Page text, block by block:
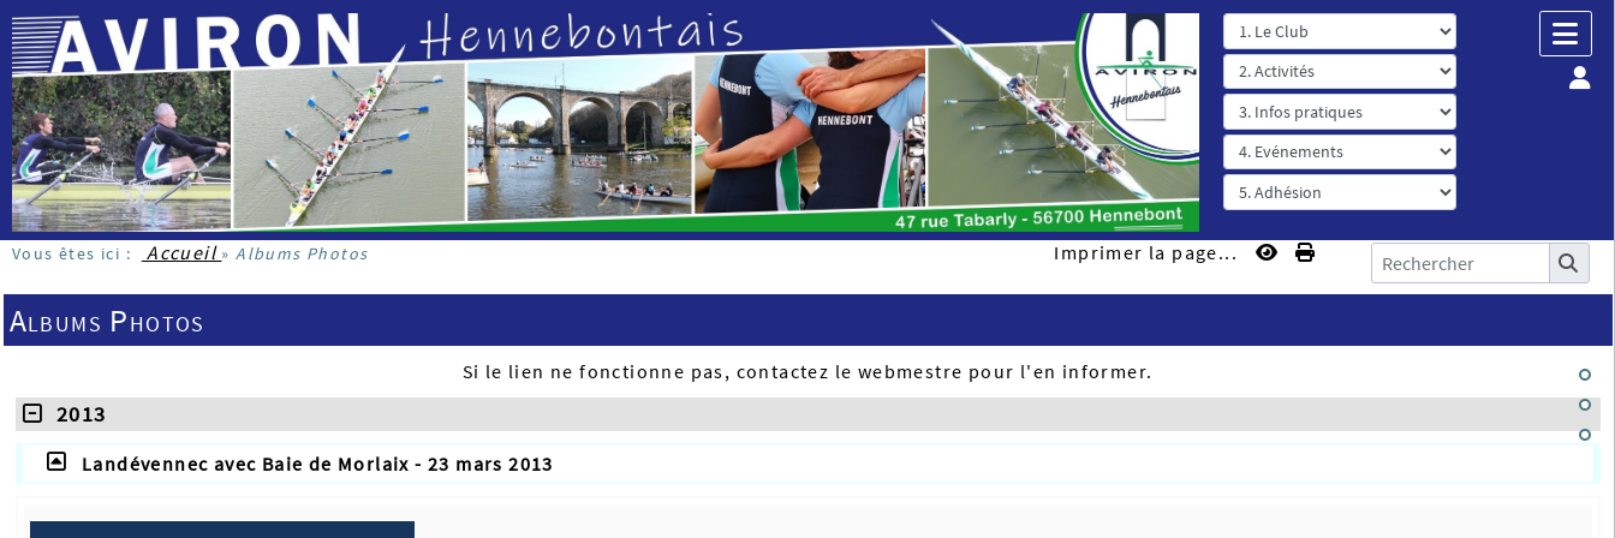
Vous êtes ici : Accueil »Albums Photos Imprimer la page...
Albums Photos
Si le lien ne fonctionne pas, contactez le webmestre pour l'en informer.
2013
Landévennec avec Baie de Morlaix - 23 mars 2013